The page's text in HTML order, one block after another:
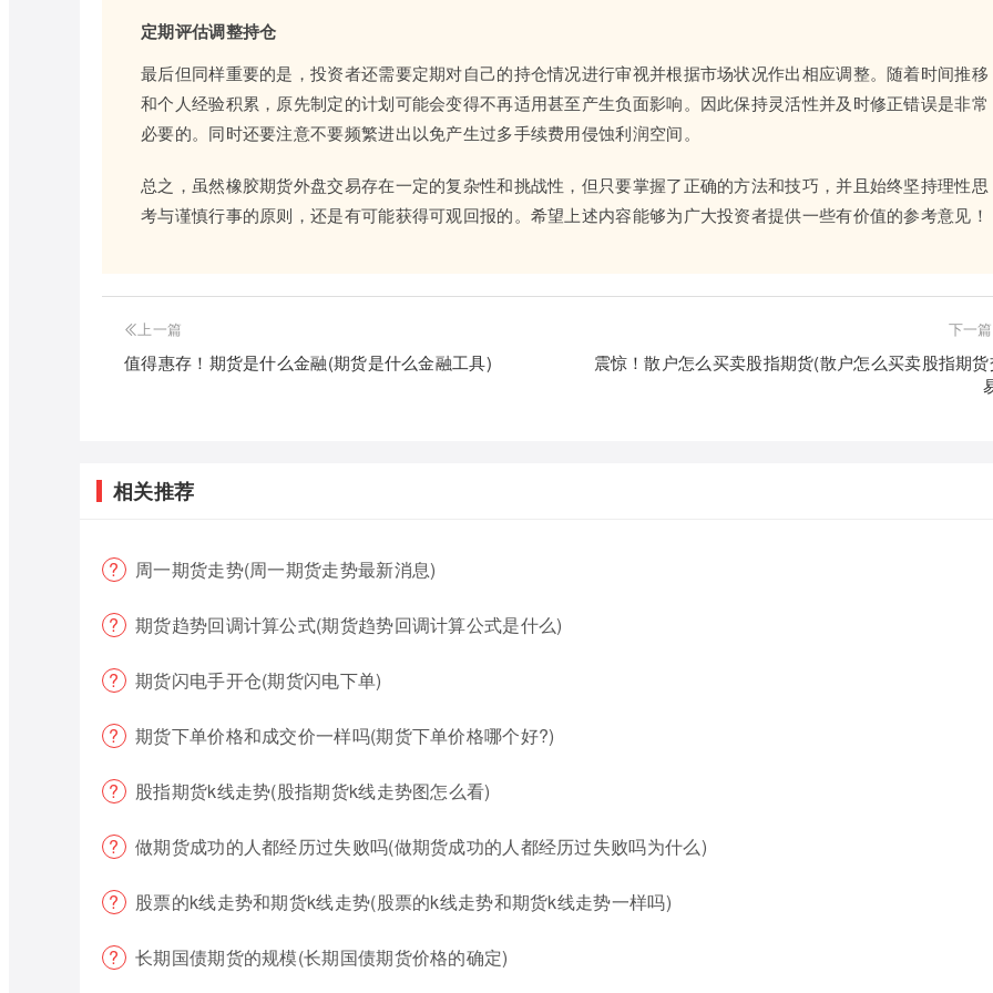
定期评估调整持仓
最后但同样重要的是，投资者还需要定期对自己的持仓情况进行审视并根据市场状况作出相应调整。随着时间推移
和个人经验积累，原先制定的计划可能会变得不再适用甚至产生负面影响。因此保持灵活性并及时修正错误是非常
必要的。同时还要注意不要频繁进出以免产生过多手续费用侵蚀利润空间。
总之，虽然橡胶期货外盘交易存在一定的复杂性和挑战性，但只要掌握了正确的方法和技巧，并且始终坚持理性思
考与谨慎行事的原则，还是有可能获得可观回报的。希望上述内容能够为广大投资者提供一些有价值的参考意见！
上一篇
值得惠存！期货是什么金融(期货是什么金融工具)
下一篇
震惊！散户怎么买卖股指期货(散户怎么买卖股指期
相关推荐
周一期货走势(周一期货走势最新消息)
期货趋势回调计算公式(期货趋势回调计算公式是什么)
期货闪电手开仓(期货闪电下单)
期货下单价格和成交价一样吗(期货下单价格哪个好?)
股指期货k线走势(股指期货k线走势图怎么看)
做期货成功的人都经历过失败吗(做期货成功的人都经历过失败吗为什么)
股票的k线走势和期货k线走势(股票的k线走势和期货k线走势一样吗)
长期国债期货的规模(长期国债期货价格的确定)